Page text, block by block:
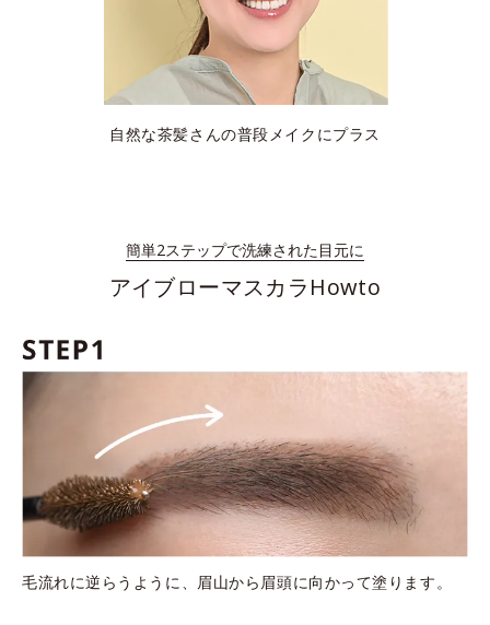
自然な茶髪さんの普段メイクにプラス
簡単2ステップで洗練された目元に
アイブローマスカラHowto
毛流れに逆らうように、眉山から眉頭に向かって塗ります。